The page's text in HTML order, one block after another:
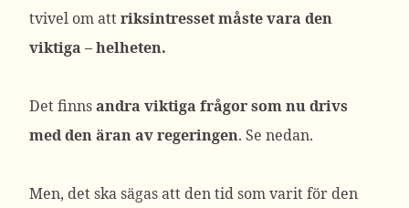
tvivel om attriksintresset måste vara den
viktiga – helheten.
Det finnsandra viktiga frågor som nu drivs
med den äran av regeringen. Se nedan.
Men, det ska sägas att den tid som varit för den